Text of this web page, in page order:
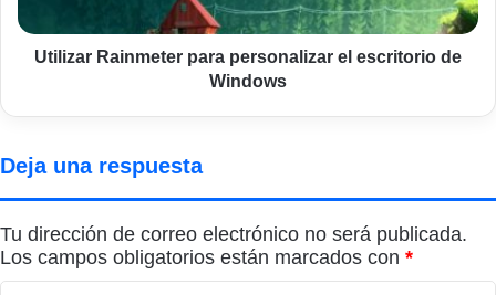
Utilizar Rainmeter para personalizar el escritorio de
Windows
Deja una respuesta
Tu dirección de correo electrónico no será publicada.
Los campos obligatorios están marcados con *